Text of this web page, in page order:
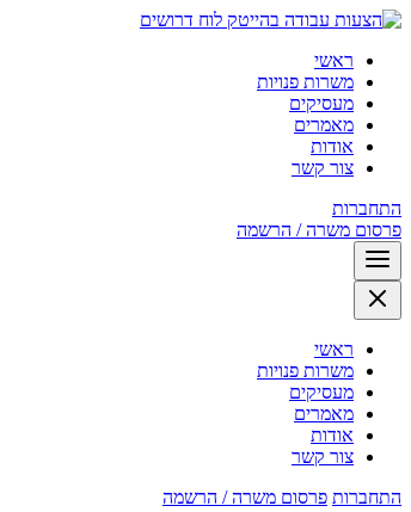
לוח דרושים
ראשי
משרות פנויות
מעסיקים
מאמרים
אודות
צור קשר
התחברות
פרסום משרה / הרשמה
ראשי
משרות פנויות
מעסיקים
מאמרים
אודות
צור קשר
התחברות פרסום משרה / הרשמה